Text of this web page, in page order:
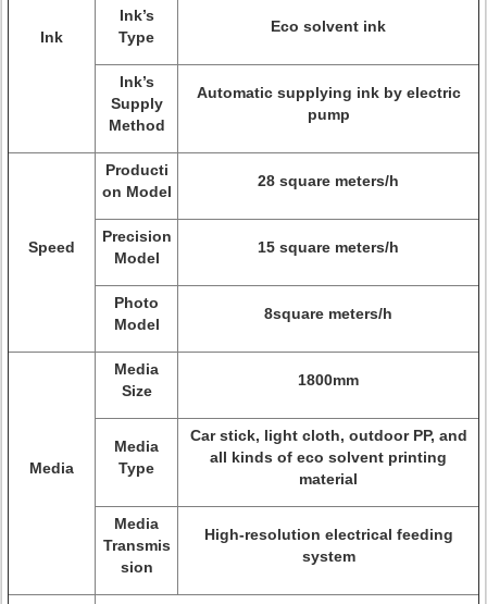
Ink
Ink’s
Type
Eco solvent ink
Ink’s
Supply
Method
Automatic supplying ink by electric
pump
Speed
Producti
on Model
28 square meters/h
Precision
Model
15 square meters/h
Photo
Model
8square meters/h
Media
Media
Size
1800mm
Media
Type
Car stick, light cloth, outdoor PP, and
all kinds of eco solvent printing
material
Media
Transmis
sion
High-resolution electrical feeding
system